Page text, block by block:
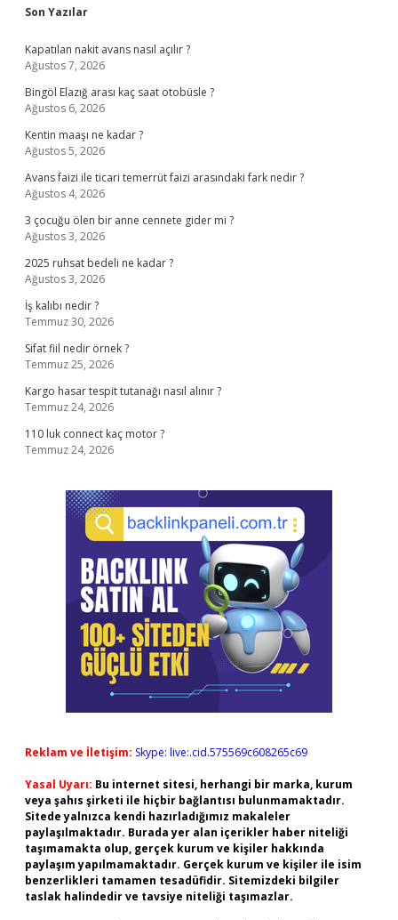
Sidebar
Son Yazılar
Kapatılan nakit avans nasıl açılır ?
Ağustos 7, 2026
Bingöl Elazığ arası kaç saat otobüsle ?
Ağustos 6, 2026
Kentin maaşı ne kadar ?
Ağustos 5, 2026
Avans faizi ile ticari temerrüt faizi arasındaki fark nedir ?
Ağustos 4, 2026
3 çocuğu ölen bir anne cennete gider mi ?
Ağustos 3, 2026
2025 ruhsat bedeli ne kadar ?
Ağustos 3, 2026
İş kalıbı nedir ?
Temmuz 30, 2026
Sifat fiil nedir örnek ?
Temmuz 25, 2026
Kargo hasar tespit tutanağı nasıl alınır ?
Temmuz 24, 2026
110 luk connect kaç motor ?
Temmuz 24, 2026
Reklam ve İletişim: Skype: live:.cid.575569c608265c69
Yasal Uyarı: Bu internet sitesi, herhangi bir marka, kurum
veya şahıs şirketi ile hiçbir bağlantısı bulunmamaktadır.
Sitede yalnızca kendi hazırladığımız makaleler
paylaşılmaktadır. Burada yer alan içerikler haber niteliği
taşımamakta olup, gerçek kurum ve kişiler hakkında
paylaşım yapılmamaktadır. Gerçek kurum ve kişiler ile isim
benzerlikleri tamamen tesadüfidir. Sitemizdeki bilgiler
taslak halindedir ve tavsiye niteliği taşımazlar.